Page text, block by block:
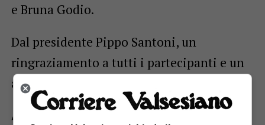
e Bruna Godio.
Dal presidente Pippo Santoni, un
ringraziamento a tutti i partecipanti e un
arrivederci all’anno prossimo!
ARGOMENTI CORRELATI: